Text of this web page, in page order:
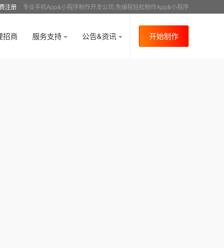
注册 专业手机App&小程序制作开发公司,免编程轻松制作App&小程序
招商 服务支持 公告&资讯 开始制作